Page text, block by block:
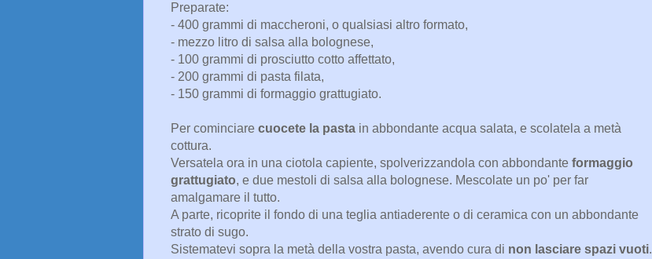
Preparate:
- 400 grammi di maccheroni, o qualsiasi altro formato,
- mezzo litro di salsa alla bolognese,
- 100 grammi di prosciutto cotto affettato,
- 200 grammi di pasta filata,
- 150 grammi di formaggio grattugiato.
Per cominciare cuocete la pasta in abbondante acqua salata, e scolatela a metà
cottura.
Versatela ora in una ciotola capiente, spolverizzandola con abbondante formaggio
grattugiato, e due mestoli di salsa alla bolognese. Mescolate un po' per far
amalgamare il tutto.
A parte, ricoprite il fondo di una teglia antiaderente o di ceramica con un abbondante
strato di sugo.
Sistematevi sopra la metà della vostra pasta, avendo cura di non lasciare spazi vuoti.